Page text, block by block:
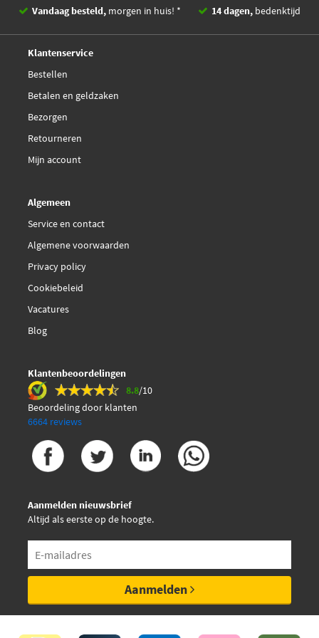
Vandaag besteld, morgen in huis! * 14 dagen, bedenktijd
Klantenservice
Bestellen
Betalen en geldzaken
Bezorgen
Retourneren
Mijn account
Algemeen
Service en contact
Algemene voorwaarden
Privacy policy
Cookiebeleid
Vacatures
Blog
Klantenbeoordelingen
8.8/10
Beoordeling door klanten
6664 reviews
Aanmelden nieuwsbrief
Altijd als eerste op de hoogte.
Aanmelden